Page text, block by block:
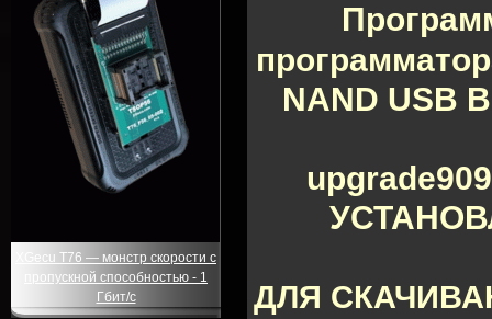
XGecu T76 — монстр скорости с
пропускной способностью - 1
Гбит/с
NAND USB
ДЛЯ